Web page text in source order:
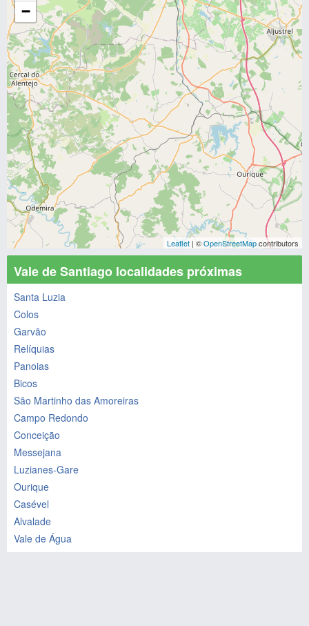
−
Leaflet | ©OpenStreetMapcontributors
Vale de Santiago localidades próximas
Santa Luzia
Colos
Garvão
Relíquias
Panoias
Bicos
São Martinho das Amoreiras
Campo Redondo
Conceição
Messejana
Luzianes-Gare
Ourique
Casével
Alvalade
Vale de Água